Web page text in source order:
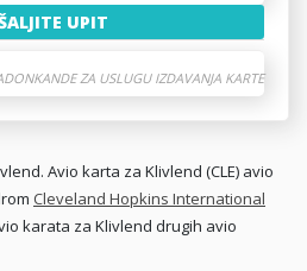
UPIT
ZA USLUGU IZDAVANJA KARTE
Avio karta za Klivlend (CLE) avio
Cleveland Hopkins International
karata za Klivlend drugih avio